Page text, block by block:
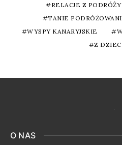
RELACJE Z PODRÓŻY
TANIE
WYSPY KANARYJSKIE
Z
O NAS